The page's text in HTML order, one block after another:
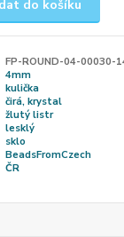
do košíku
FP-ROUND-04-00030-
4mm
kulička
čirá, krystal
žlutý listr
lesklý
sklo
BeadsFromCzech
ČR